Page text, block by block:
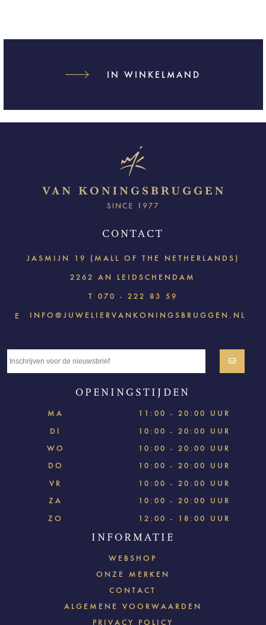
IN WINKELMAND
CONTACT
JASMIJN 19 (MALL OF THE NETHERLANDS)
2262 AN LEIDSCHENDAM
T 070 - 222 83 59
E INFO@JUWELIERVANKONINGSBRUGGEN.NL
OPENINGSTIJDEN
MA
11:00 - 20:00 UUR
DI
10:00 - 20:00 UUR
WO
10:00 - 20:00 UUR
DO
10:00 - 20:00 UUR
VR
10:00 - 20:00 UUR
ZA
10:00 - 20:00 UUR
ZO
12:00 - 18:00 UUR
INFORMATIE
WEBSHOP
ONZE MERKEN
CONTACT
ALGEMENE VOORWAARDEN
PRIVACY POLICY